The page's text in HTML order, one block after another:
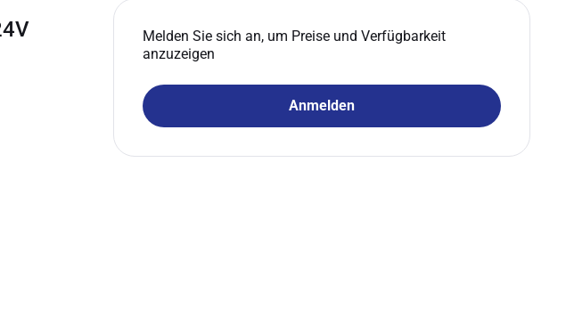
Melden Sie sich an, um Preise und Verfügbarkeit
anzuzeigen
Anmelden